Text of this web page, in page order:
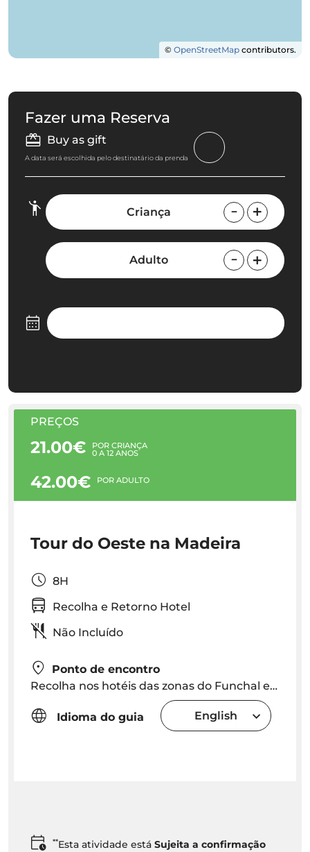
© OpenStreetMap contributors.
Fazer uma Reserva
Buy as gift
A data será escolhida pelo destinatário da prenda
Criança
Adulto
PREÇOS
21.00€ POR CRIANÇA
0 A 12 ANOS
42.00€ POR ADULTO
Tour do Oeste na Madeira
8H
Recolha e Retorno Hotel
Não Incluído
Ponto de encontro
Recolha nos hotéis das zonas do Funchal e do Caniço. O horário de recolha será combinado dependendo da localização
Idioma do guia English
**Esta atividade está Sujeita a confirmação